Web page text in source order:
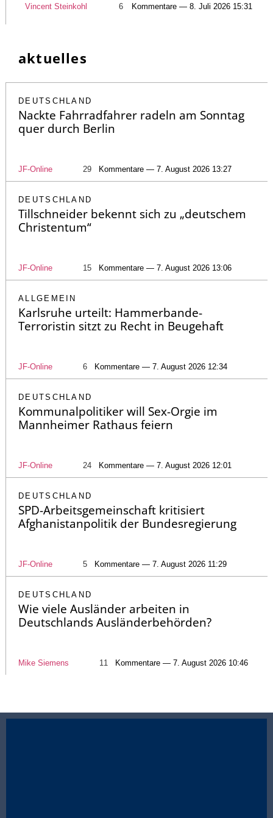
Vincent Steinkohl 6 Kommentare — 8. Juli 2026 15:31
aktuelles
DEUTSCHLAND
Nackte Fahrradfahrer radeln am Sonntag
quer durch Berlin
JF-Online 29 Kommentare — 7. August 2026 13:27
DEUTSCHLAND
Tillschneider bekennt sich zu „deutschem
Christentum“
JF-Online 15 Kommentare — 7. August 2026 13:06
ALLGEMEIN
Karlsruhe urteilt: Hammerbande-
Terroristin sitzt zu Recht in Beugehaft
JF-Online 6 Kommentare — 7. August 2026 12:34
DEUTSCHLAND
Kommunalpolitiker will Sex-Orgie im
Mannheimer Rathaus feiern
JF-Online 24 Kommentare — 7. August 2026 12:01
DEUTSCHLAND
SPD-Arbeitsgemeinschaft kritisiert
Afghanistanpolitik der Bundesregierung
JF-Online 5 Kommentare — 7. August 2026 11:29
DEUTSCHLAND
Wie viele Ausländer arbeiten in
Deutschlands Ausländerbehörden?
Mike Siemens 11 Kommentare — 7. August 2026 10:46